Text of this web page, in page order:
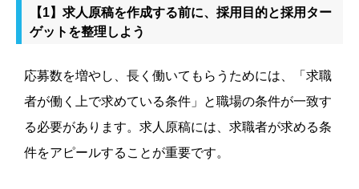
【1】求人原稿を作成する前に、採用目的と採用ター
ゲットを整理しよう
応募数を増やし、長く働いてもらうためには、「求職
者が働く上で求めている条件」と職場の条件が一致す
る必要があります。求人原稿には、求職者が求める条
件をアピールすることが重要です。